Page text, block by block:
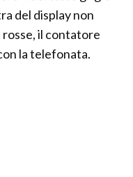
del display non
il contatore
la telefonata.